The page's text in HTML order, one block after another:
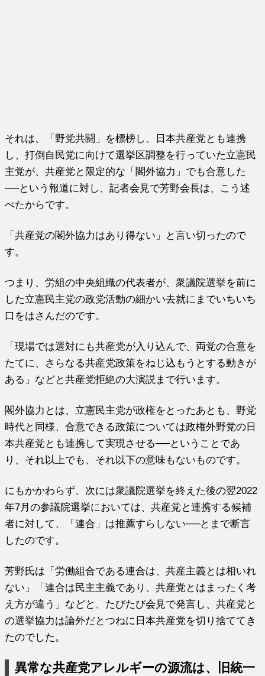
それは、「野党共闘」を標榜し、日本共産党とも連携
し、打倒自民党に向けて選挙区調整を行っていた立憲民
主党が、共産党と限定的な「閣外協力」でも合意した
──という報道に対し、記者会見で芳野会長は、こう述
べたからです。
「共産党の閣外協力はあり得ない」と言い切ったので
す。
つまり、労組の中央組織の代表者が、衆議院選挙を前に
した立憲民主党の政党活動の細かい去就にまでいちいち
口をはさんだのです。
「現場では選対にも共産党が入り込んで、両党の合意を
たてに、さらなる共産党政策をねじ込もうとする動きが
ある」などと共産党拒絶の大演説まで行います。
閣外協力とは、立憲民主党が政権をとったあとも、野党
時代と同様、合意できる政策については政権外野党の日
本共産党とも連携して実現させる──ということであ
り、それ以上でも、それ以下の意味もないものです。
にもかかわらず、次には衆議院選挙を終えた後の翌2022
年7月の参議院選挙においては、共産党と連携する候補
者に対して、「連合」は推薦すらしない──とまで断言
したのです。
芳野氏は「労働組合である連合は、共産主義とは相いれ
ない」「連合は民主主義であり、共産党とはまったく考
え方が違う」などと、たびたび会見で発言し、共産党と
の選挙協力は論外だとつねに日本共産党を切り捨ててき
たのでした。
異常な共産党アレルギーの源流は、旧統一